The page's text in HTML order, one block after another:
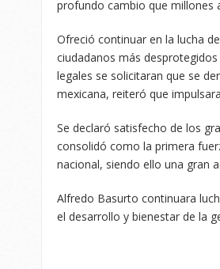
profundo cambio que millones
Ofreció continuar en la lucha
ciudadanos más
legales se solicitaran que se
mexicana, reiteró que
Se declaró satisfecho de los
consolidó como la primera
nacional, siendo ello una gran
Alfredo Basurto continuara
el desarrollo y bienestar de la